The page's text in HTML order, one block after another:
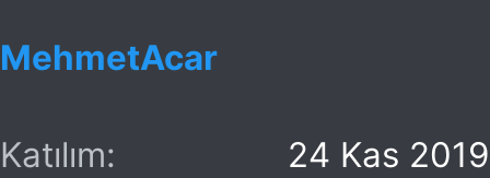
MehmetAcar
Katılım
24 Kas 2019